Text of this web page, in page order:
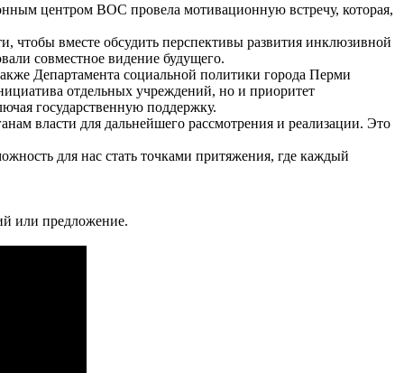
центром ВОС провела мотивационную встречу, которая,
чтобы вместе обсудить перспективы развития инклюзивной
совместное видение будущего.
Департамента социальной политики города Перми
отдельных учреждений, но и приоритет
государственную поддержку.
власти для дальнейшего рассмотрения и реализации. Это
для нас стать точками притяжения, где каждый
или предложение.